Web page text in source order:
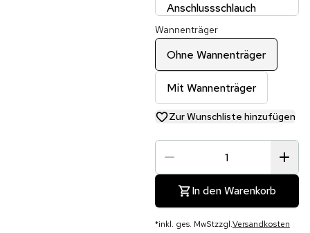
Anschlussschlauch
Wannenträger
Ohne Wannenträger
Mit Wannenträger
Zur Wunschliste hinzufügen
In den Warenkorb
*inkl. ges. MwStzzgl.Versandkosten